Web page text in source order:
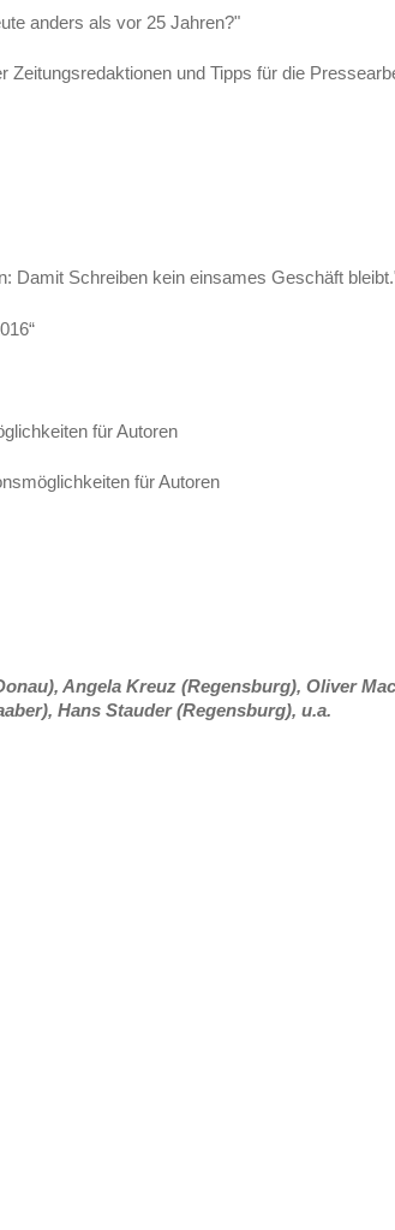
anders als vor 25 Jahren?"
und Tipps für die
Schreiben kein einsames Geschäft
für Autoren
für Autoren
Angela Kreuz (Regensburg), Oliver
Hans Stauder (Regensburg), u.a.